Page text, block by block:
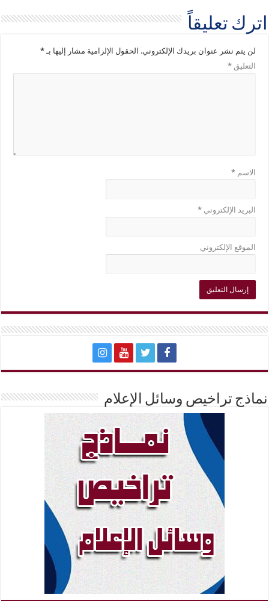
اترك تعليقاً
لن يتم نشر عنوان بريدك الإلكتروني. الحقول الإلزامية مشار إليها بـ*
التعليق*
الاسم*
البريد الإلكتروني*
الموقع الإلكتروني
نماذج تراخيص وسائل الإعلام